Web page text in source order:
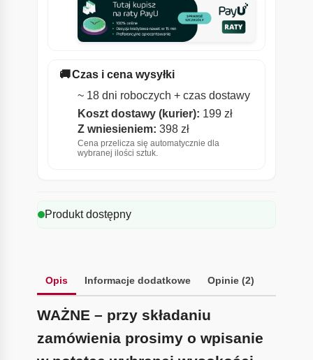
🚚Czas i cena wysyłki
~ 18 dni roboczych + czas dostawy
Koszt dostawy (kurier): 199 zł
Z wniesieniem: 398 zł
Cena przelicza się automatycznie dla
wybranej ilości sztuk.
Produkt dostępny
Opis Informacje dodatkowe Opinie (2)
WAŻNE – przy składaniu
zamówienia prosimy o wpisanie